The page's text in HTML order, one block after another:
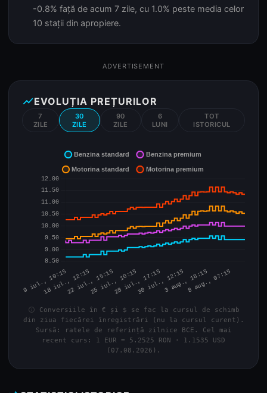
-0.8% față de acum 7 zile, cu 1.0% peste media celor
10 stații din apropiere.
ADVERTISEMENT
show_chartEVOLUȚIA PREȚURILOR
7
ZILE
30
ZILE
90
ZILE
6
LUNI
TOT
ISTORICUL
info Conversiile în € și $ se fac la cursul de schimb
din ziua fiecărei înregistrări (nu la cursul curent).
Sursă: ratele de referință zilnice BCE. Cel mai
recent curs: 1 EUR = 5.2525 RON · 1.1535 USD
(07.08.2026).